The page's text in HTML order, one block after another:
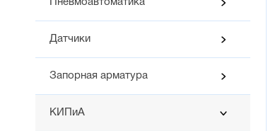
Пневмоавтоматика
Датчики
Запорная арматура
КИПиА